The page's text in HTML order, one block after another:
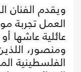
ويقدم الفنان
العمل تجربة
عائلية عاشها
ومنصور،
الفلسطينية